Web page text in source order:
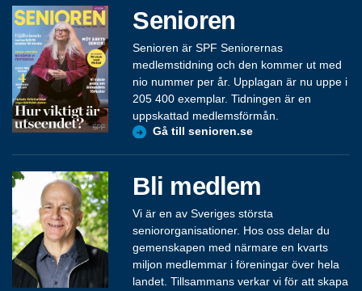
Senioren
Senioren är SPF Seniorernas
medlemstidning och den kommer ut med
nio nummer per år. Upplagan är nu uppe i
205 400 exemplar. Tidningen är en
uppskattad medlemsförmån.
Gå till senioren.se
Bli medlem
Vi är en av Sveriges största
seniororganisationer. Hos oss delar du
gemenskapen med närmare en kvarts
miljon medlemmar i föreningar över hela
landet. Tillsammans verkar vi för att skapa